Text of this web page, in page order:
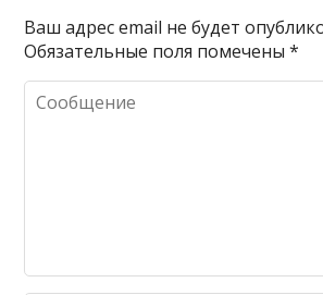
Ваш адрес email не будет
Обязательные поля помечены*